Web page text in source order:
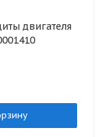
двигателя